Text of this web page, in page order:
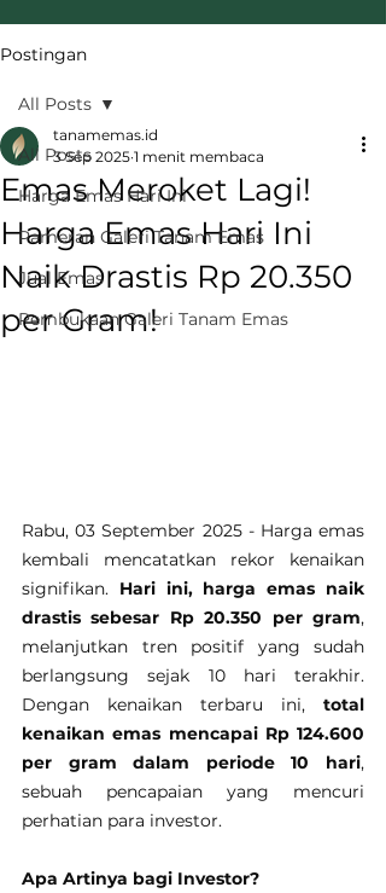
Postingan
All Posts
Harga Emas Hari Ini
Pameran Galeri Tanam Emas
Jual Emas
Pembukaan Galeri Tanam Emas
All Posts
Emas Meroket Lagi!
Harga Emas Hari Ini
Naik Drastis Rp 20.350
per Gram!
tanamemas.id
3 Sep 2025 1 menit membaca
Rabu, 03 September 2025 - Harga emas
kembali mencatatkan rekor kenaikan
signifikan. Hari ini, harga emas naik
drastis sebesar Rp 20.350 per gram,
melanjutkan tren positif yang sudah
berlangsung sejak 10 hari terakhir.
Dengan kenaikan terbaru ini, total
kenaikan emas mencapai Rp 124.600
per gram dalam periode 10 hari,
sebuah pencapaian yang mencuri
perhatian para investor.
Apa Artinya bagi Investor?